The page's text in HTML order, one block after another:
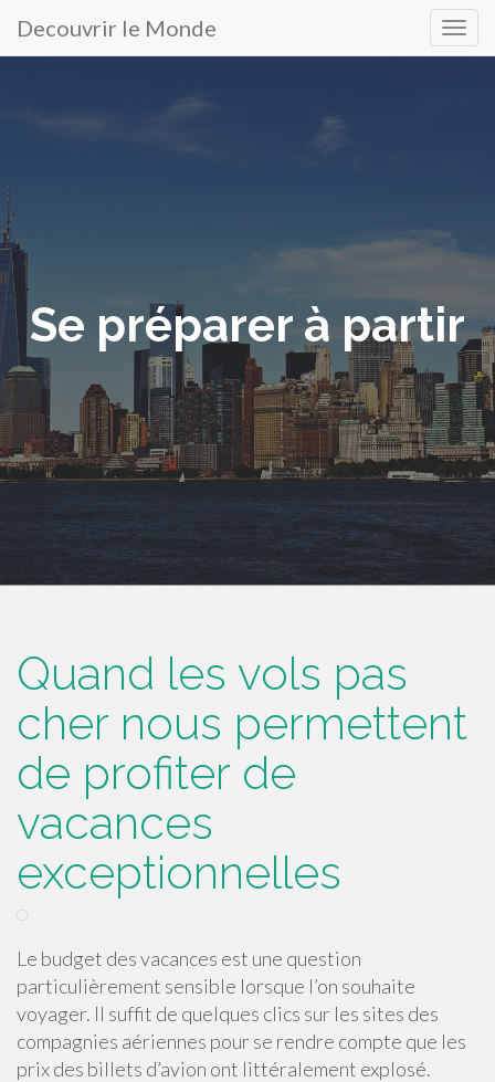
principal
Decouvrir le Monde
Se préparer à partir
Quand les vols pas
cher nous permettent
de profiter de
vacances
exceptionnelles
Le budget des vacances est une question
particulièrement sensible lorsque l’on souhaite
voyager. Il suffit de quelques clics sur les sites des
compagnies aériennes pour se rendre compte que les
prix des billets d’avion ont littéralement explosé.